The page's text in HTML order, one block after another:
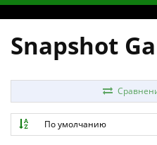
Snapshot
По умолчанию